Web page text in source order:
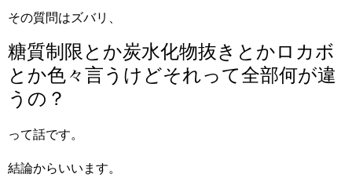
その質問はズバリ、
糖質制限とか炭水化物抜きとかロカボ
とか色々言うけどそれって全部何が違
うの？
って話です。
結論からいいます。